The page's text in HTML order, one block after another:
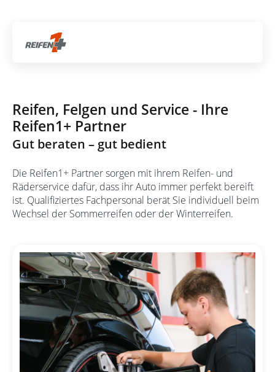
Reifen, Felgen und Service - Ihre
Reifen1+ Partner
Gut beraten – gut bedient
Die Reifen1+ Partner sorgen mit ihrem Reifen- und
Räderservice dafür, dass ihr Auto immer perfekt bereift
ist. Qualifiziertes Fachpersonal berät Sie individuell beim
Wechsel der Sommerreifen oder der Winterreifen.